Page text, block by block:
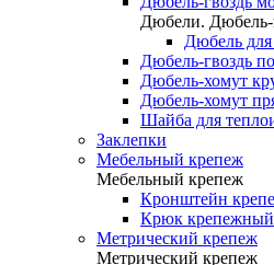
Дюбели. Дюбель-
Дюбель для
Дюбель-гвоздь
Дюбель-хомут
Дюбель-хомут
Шайба для
Заклепки
Мебельный крепеж
Мебельный крепеж
Кронштейн
Крюк крепежный
Метрический крепеж
Метрический крепеж